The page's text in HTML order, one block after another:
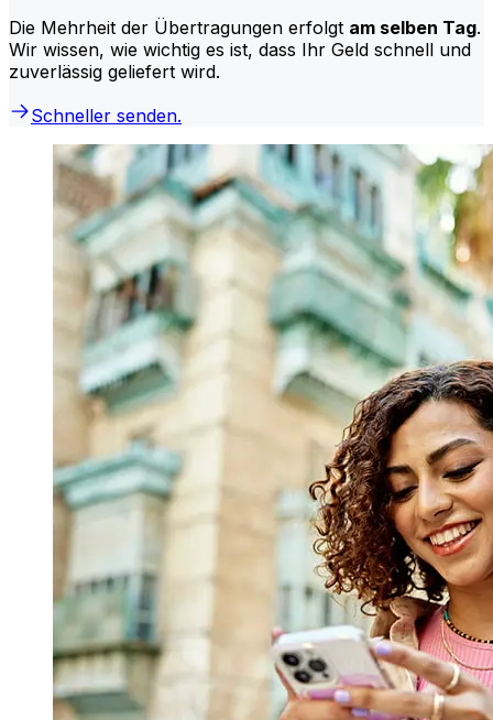
Die Mehrheit der Übertragungen erfolgt am selben Tag.
Wir wissen, wie wichtig es ist, dass Ihr Geld schnell und
zuverlässig geliefert wird.
Schneller senden.